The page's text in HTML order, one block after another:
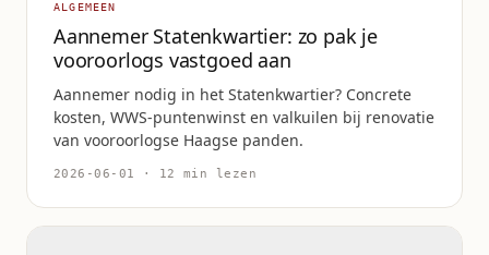
ALGEMEEN
Aannemer Statenkwartier: zo pak je
vooroorlogs vastgoed aan
Aannemer nodig in het Statenkwartier? Concrete
kosten, WWS-puntenwinst en valkuilen bij renovatie
van vooroorlogse Haagse panden.
2026-06-01 · 12 min lezen